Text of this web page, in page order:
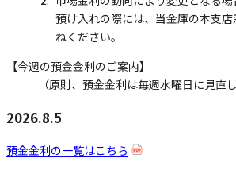
預け入れの際には、当金庫の本支
ねください。
【今週の預金金利のご案内】
（原則、預金金利は毎週水曜日に見直
2026.8.5
預金金利の一覧はこちら